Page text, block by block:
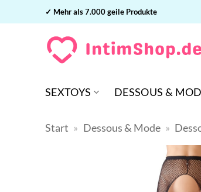
Inhalt
✓ Mehr als 7.000 geile Produkte
SEXTOYS DESSOUS &
Start » Dessous & Mode »